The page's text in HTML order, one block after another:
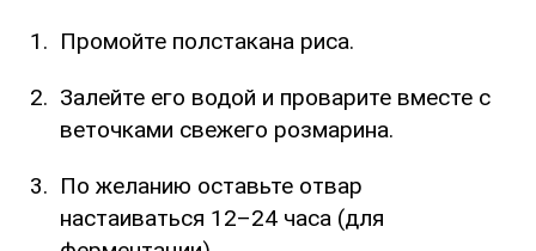
Промойте полстакана риса.
Залейте его водой и проварите вместе с
веточками свежего розмарина.
По желанию оставьте отвар
настаиваться 12–24 часа (для